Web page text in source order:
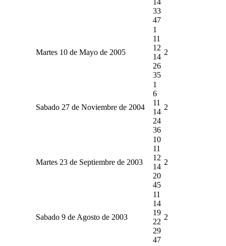
33
47
Martes 10 de Mayo de 2005
1
11
12
14
26
35
2
Sabado 27 de Noviembre de 2004
1
6
11
14
24
36
2
Martes 23 de Septiembre de 2003
10
11
12
14
20
45
2
Sabado 9 de Agosto de 2003
11
14
19
22
29
47
2